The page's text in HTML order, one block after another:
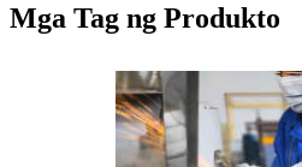
Mga Tag ng Produkto